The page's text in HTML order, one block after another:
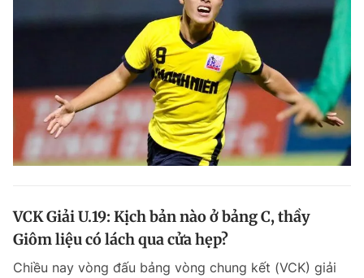
VCK Giải U.19: Kịch bản nào ở bảng C, thầy
Giôm liệu có lách qua cửa hẹp?
Chiều nay vòng đấu bảng vòng chung kết (VCK) giải